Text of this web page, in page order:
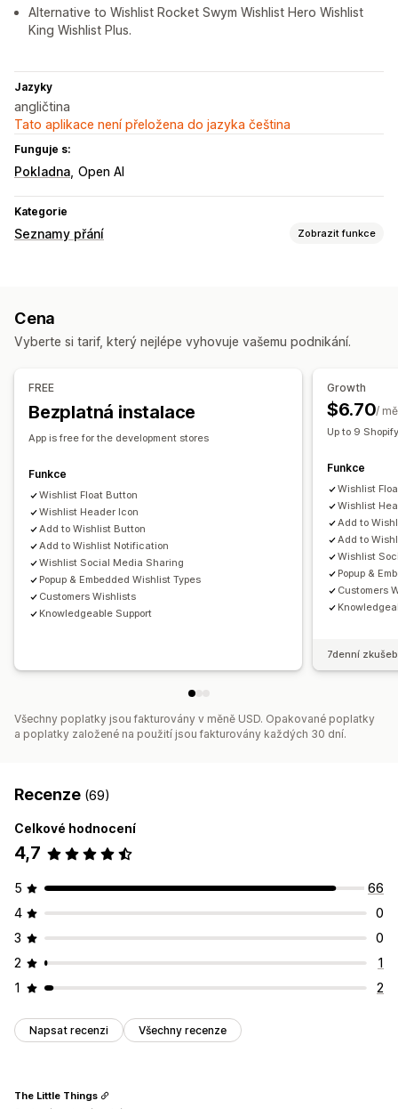
Alternative to Wishlist Rocket Swym Wishlist Hero Wishlist
King Wishlist Plus.
Jazyky
angličtina
Tato aplikace není přeložena do jazyka čeština
Funguje s:
Pokladna Open AI
Kategorie
Seznamy přání Zobrazit funkce
Registr na prodejně
Oblíbené Uložení na později Seznam přání hostů
Sdílení odkazů
Více seznamů
Analytika konverzí
Přizpůsobení
Vlastní ikony
Více jazyků E-mailové šablony
Upozornění týkající se nákupu
Upozornění týkající se ceny
Upozornění týkající se skladových zásob
Cena
Vyberte si tarif, který nejlépe vyhovuje vašemu podnikání.
FREE
Bezplatná instalace
App is free for the development stores
Funkce
Wishlist Float Button
Wishlist Header Icon
Add to Wishlist Button
Add to Wishlist Notification
Wishlist Social Media Sharing
Popup & Embedded Wishlist Types
Customers Wishlists
Knowledgeable Support
Growth
$6.70/
Up to 9
Funkce
Wishlist
Wishlist
Add to
Add to
Wishlist
Popup &
Customers
7denní
Všechny poplatky jsou fakturovány v měně USD. Opakované poplatky
a poplatky založené na použití jsou fakturovány každých 30 dní.
Recenze (69)
Celkové hodnocení
4,7
5
66
4
0
3
0
2
1
1
2
Napsat recenzi Všechny recenze
The Little Things